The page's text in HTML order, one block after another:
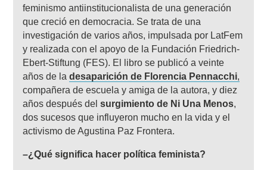
feminismo antiinstitucionalista de una generación
que creció en democracia. Se trata de una
investigación de varios años, impulsada por LatFem
y realizada con el apoyo de la Fundación Friedrich-
Ebert-Stiftung (FES). El libro se publicó a veinte
años de ladesaparición de Florencia Pennacchi,
compañera de escuela y amiga de la autora, y diez
años después delsurgimiento de Ni Una Menos,
dos sucesos que influyeron mucho en la vida y el
activismo de Agustina Paz Frontera.
–¿Qué significa hacer política feminista?